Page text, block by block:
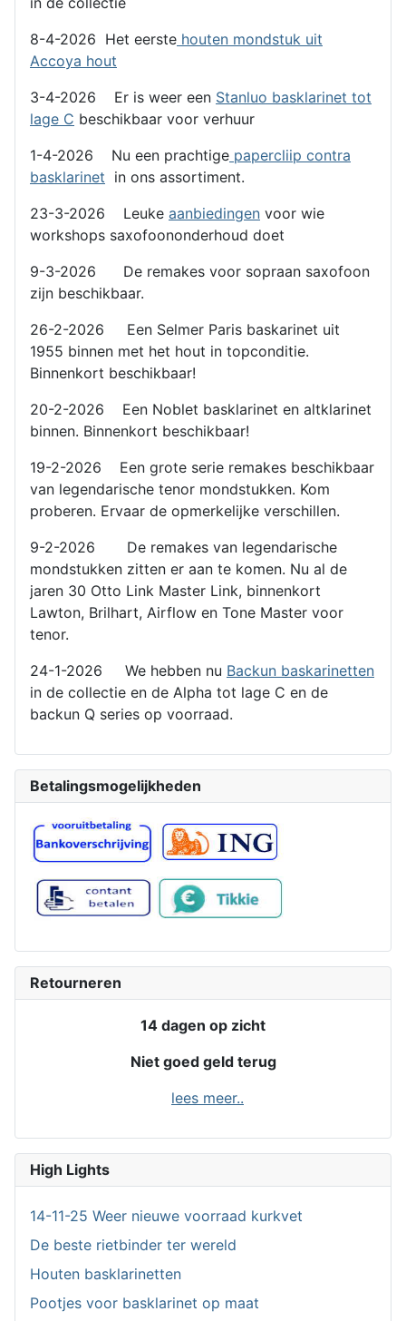
8-4-2026 Het eerste houten mondstuk uit
Accoya hout
3-4-2026 Er is weer een Stanluo basklarinet tot
lage C beschikbaar voor verhuur
1-4-2026 Nu een prachtige papercliip contra
basklarinet in ons assortiment.
23-3-2026 Leuke aanbiedingen voor wie
workshops saxofoononderhoud doet
9-3-2026 De remakes voor sopraan saxofoon
zijn beschikbaar.
26-2-2026 Een Selmer Paris baskarinet uit
1955 binnen met het hout in topconditie.
Binnenkort beschikbaar!
20-2-2026 Een Noblet basklarinet en altklarinet
binnen. Binnenkort beschikbaar!
19-2-2026 Een grote serie remakes beschikbaar
van legendarische tenor mondstukken. Kom
proberen. Ervaar de opmerkelijke verschillen.
9-2-2026 De remakes van legendarische
mondstukken zitten er aan te komen. Nu al de
jaren 30 Otto Link Master Link, binnenkort
Lawton, Brilhart, Airflow en Tone Master voor
tenor.
24-1-2026 We hebben nu Backun baskarinetten
in de collectie en de Alpha tot lage C en de
backun Q series op voorraad.
Betalingsmogelijkheden
Retourneren
14 dagen op zicht
Niet goed geld terug
lees meer..
High Lights
14-11-25 Weer nieuwe voorraad kurkvet
De beste rietbinder ter wereld
Houten basklarinetten
Pootjes voor basklarinet op maat